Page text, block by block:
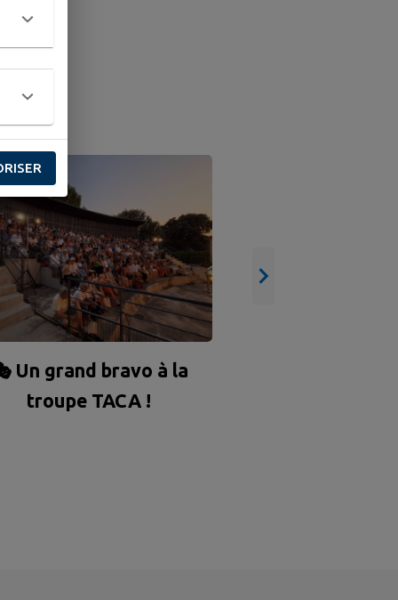
Un grand bravo à la
troupe TACA !
🌭 GRILLADE